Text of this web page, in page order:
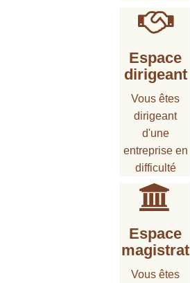
Espace
dirigeant
Vous êtes
dirigeant
d'une
entreprise en
difficulté
Espace
magistrat
Vous êtes